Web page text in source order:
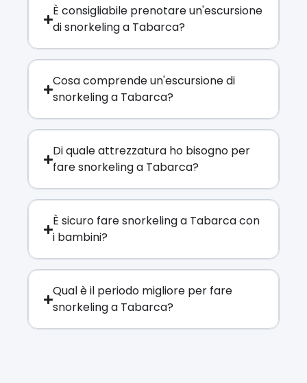
È consigliabile prenotare un'escursione
di snorkeling a Tabarca?
Cosa comprende un'escursione di
snorkeling a Tabarca?
Di quale attrezzatura ho bisogno per
fare snorkeling a Tabarca?
È sicuro fare snorkeling a Tabarca con
i bambini?
Qual è il periodo migliore per fare
snorkeling a Tabarca?